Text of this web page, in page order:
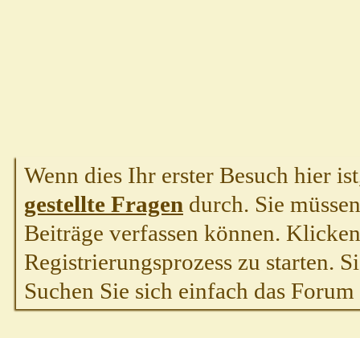
Wenn dies Ihr erster Besuch hier
gestellte Fragen durch. Sie
Beiträge verfassen können.
Registrierungsprozess zu starten.
Suchen Sie sich einfach das